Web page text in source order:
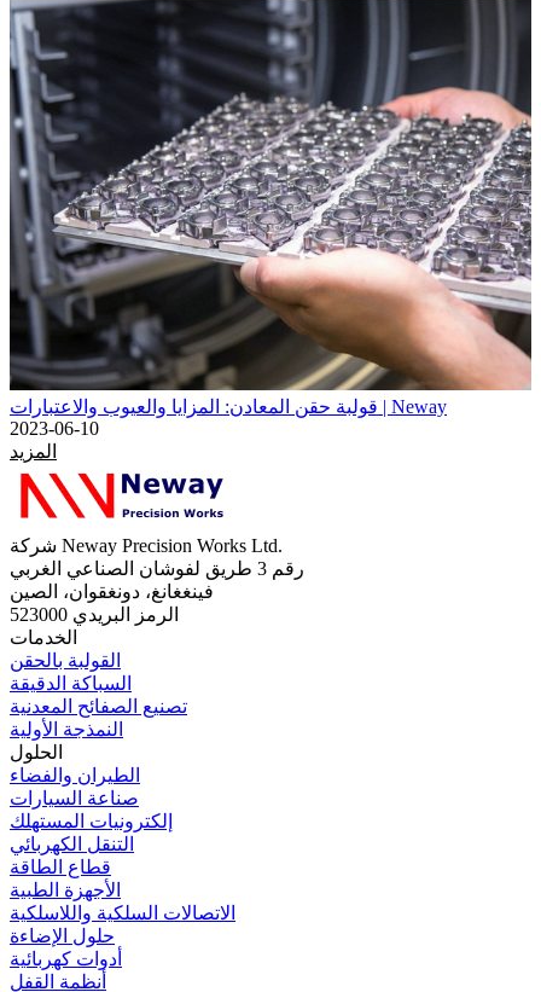
قولبة حقن المعادن: المزايا والعيوب والاعتبارات | Neway
2023-06-10
المزيد
شركة Neway Precision Works Ltd.
رقم 3 طريق لفوشان الصناعي الغربي
فينغغانغ، دونغقوان، الصين
الرمز البريدي 523000
الخدمات
القولبة بالحقن
السباكة الدقيقة
تصنيع الصفائح المعدنية
النمذجة الأولية
الحلول
الطيران والفضاء
صناعة السيارات
إلكترونيات المستهلك
التنقل الكهربائي
قطاع الطاقة
الأجهزة الطبية
الاتصالات السلكية واللاسلكية
حلول الإضاءة
أدوات كهربائية
أنظمة القفل